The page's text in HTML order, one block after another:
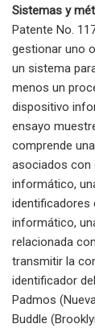
Sistemas y
Patente No.
gestionar uno
un sistema
menos un
dispositivo
ensayo
comprende
asociados con
informático,
identificadores
informático,
relacionada
transmitir la
identificador
Padmos
Buddle